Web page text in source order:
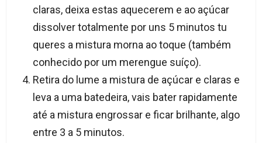
claras, deixa estas aquecerem e ao açúcar
dissolver totalmente por uns 5 minutos tu
queres a mistura morna ao toque (também
conhecido por um merengue suíço).
Retira do lume a mistura de açúcar e claras e
leva a uma batedeira, vais bater rapidamente
até a mistura engrossar e ficar brilhante, algo
entre 3 a 5 minutos.